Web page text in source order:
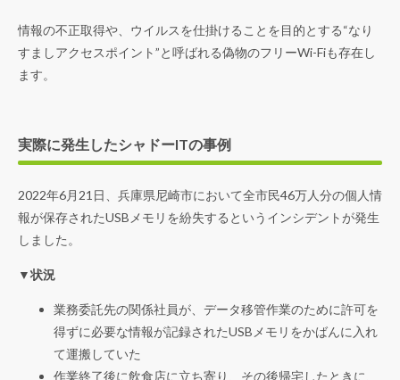
情報の不正取得や、ウイルスを仕掛けることを目的とする“なり
すましアクセスポイント”と呼ばれる偽物のフリーWi-Fiも存在し
ます。
実際に発生したシャドーITの事例
2022年6月21日、兵庫県尼崎市において全市民46万人分の個人情
報が保存されたUSBメモリを紛失するというインシデントが発生
しました。
▼状況
業務委託先の関係社員が、データ移管作業のために許可を
得ずに必要な情報が記録されたUSBメモリをかばんに入れ
て運搬していた
作業終了後に飲食店に立ち寄り、その後帰宅したときに、